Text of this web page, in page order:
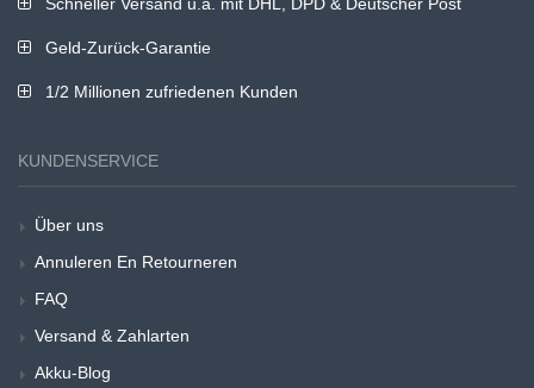
Geld-Zurück-Garantie
1/2 Millionen zufriedenen Kunden
KUNDENSERVICE
Über uns
Annuleren En Retourneren
FAQ
Versand & Zahlarten
Akku-Blog